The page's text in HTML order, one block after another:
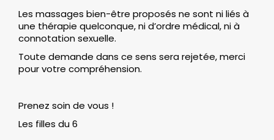
Les massages bien-être proposés ne sont ni liés à
une thérapie quelconque, ni d’ordre médical, ni à
connotation sexuelle.
Toute demande dans ce sens sera rejetée, merci
pour votre compréhension.
Prenez soin de vous !
Les filles du 6